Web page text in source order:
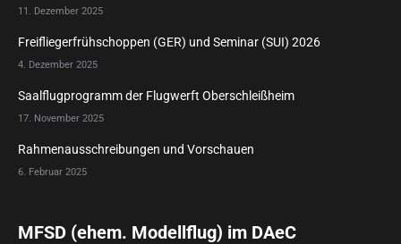
11. Dezember 2025
Freifliegerfrühschoppen (GER) und Seminar (SUI) 2026
4. Dezember 2025
Saalflugprogramm der Flugwerft Oberschleißheim
17. November 2025
Rahmenausschreibungen und Vorschauen
6. Februar 2025
MFSD (ehem. Modellflug) im DAeC